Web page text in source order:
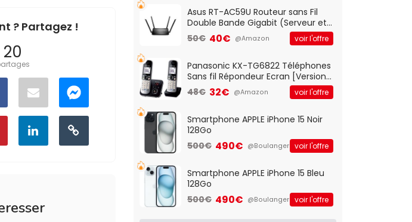
? Partagez !
20
Asus RT-AC59U Routeur sans Fil
Double Bande Gigabit (Serveur et
Client VPN, Triple Vlan, Mode Point
d'accès et Bridge, contrôle
50€ 40€ @Amazon voir l'offre
Panasonic KX-TG6822 Téléphones
Sans fil Répondeur Ecran [Version
Française]
48€ 32€ @Amazon voir l'offre
Smartphone APPLE iPhone 15 Noir
128Go
500€ 490€ @Boulanger voir l'offre
Smartphone APPLE iPhone 15 Bleu
128Go
500€ 490€ @Boulanger voir l'offre